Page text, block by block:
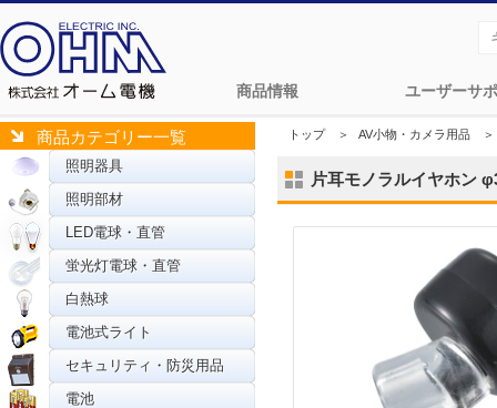
商品情報 ユーザーサ
商品カテゴリー一覧
照明器具
照明部材
LED電球・直管
蛍光灯電球・直管
白熱球
電池式ライト
セキュリティ・防災用品
電池
トップ＞ AV小物・カメラ用品 ＞
片耳モノラルイヤホン